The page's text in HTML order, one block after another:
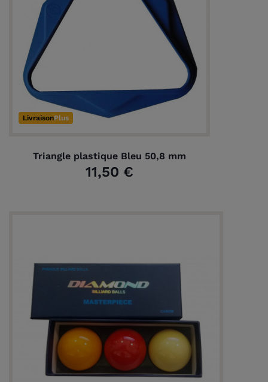
LivraisonPlus
Triangle plastique Bleu 50,8 mm
11,50 €